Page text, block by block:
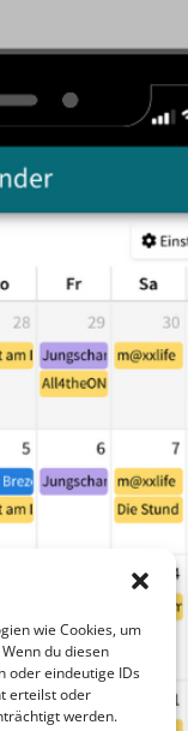
wie Cookies, um
du diesen
oder eindeutige IDs
erteilst oder
werden.